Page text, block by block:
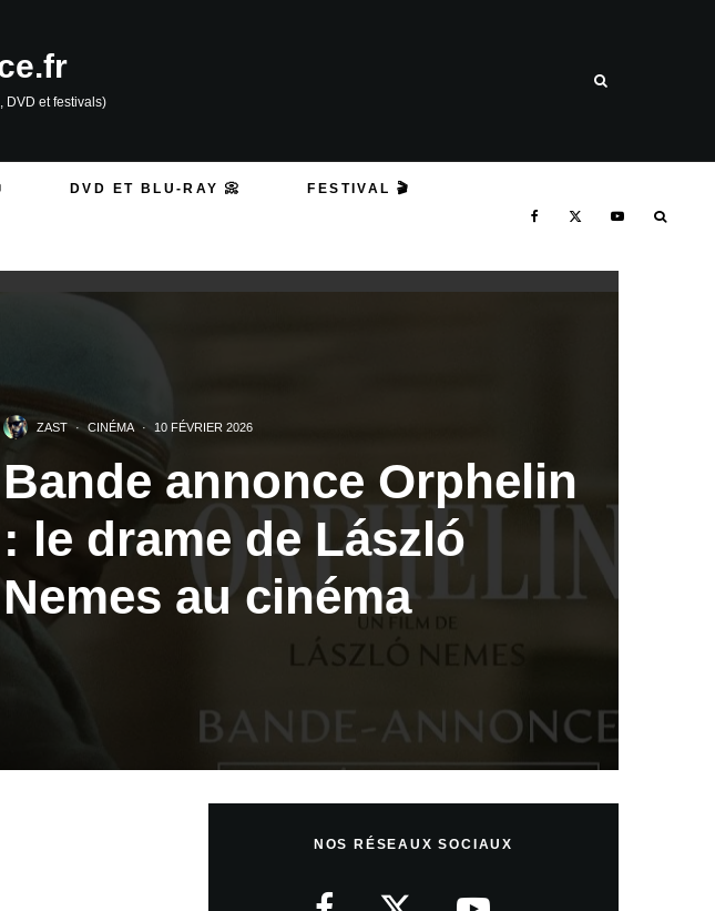
DVD et festivals)
DVD ET BLU-RAY 📀 FESTIVAL 🎬
ZAST · CINÉMA · 10 FÉVRIER 2026
Bande annonce Orphelin
: le drame de László
Nemes au cinéma
NOS RÉSEAUX SOCIAUX